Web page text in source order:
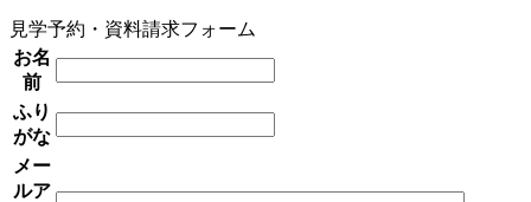
見学予約・資料請求フォーム
お名
前
ふり
がな
メー
ルア